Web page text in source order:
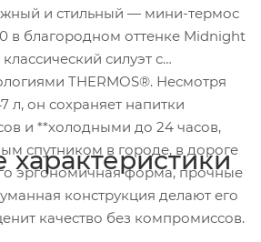
и стильный — мини-термос
в благородном оттенке Midnight
силуэт с
THERMOS®. Несмотря
л, он сохраняет напитки
и **холодными до 24 часов,
спутником в городе, в дороге
эргономичная форма, прочные
конструкция делают его
качество без компромиссов.